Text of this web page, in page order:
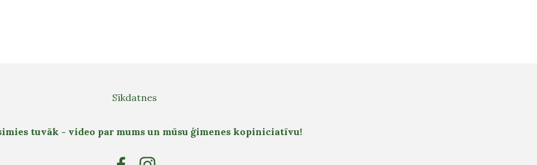
Sīkdatnes
tuvāk - video par mums un mūsu ģimenes kopiniciatīvu!